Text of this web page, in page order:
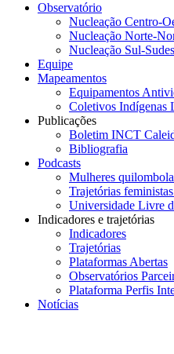
Observatório
Nucleação Centro-
Nucleação Norte-
Nucleação Sul-
Equipe
Mapeamentos
Equipamentos
Coletivos
Publicações
Boletim INCT
Bibliografia
Podcasts
Mulheres
Trajetórias
Universidade Livre
Indicadores e trajetórias
Indicadores
Trajetórias
Plataformas Abertas
Observatórios
Plataforma Perfis
Notícias